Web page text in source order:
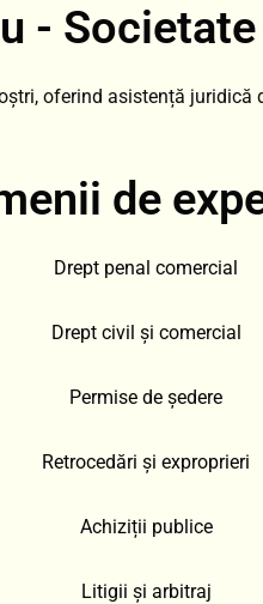
-
oferind asistență
de
Drept penal comercial
Drept civil și comercial
Permise de ședere
Retrocedări și exproprieri
Achiziții publice
Litigii și arbitraj